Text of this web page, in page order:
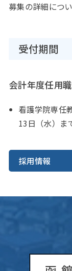
募集の詳細につ
受付期間
会計年度任用
看護学院専任
13日（水）ま
採用情報